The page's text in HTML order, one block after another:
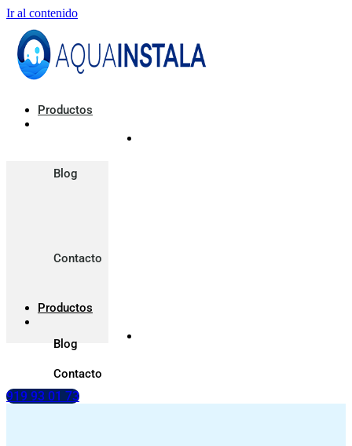
Ir al contenido
Productos
Blog
Contacto
Productos
Blog
Contacto
919 93 01 73